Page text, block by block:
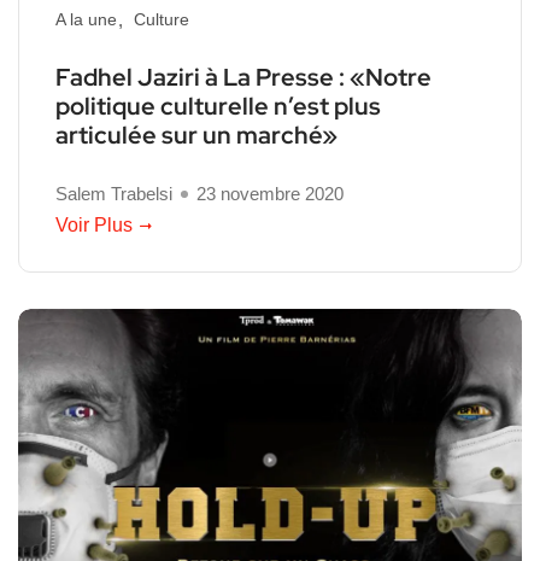
A la une Culture
Fadhel Jaziri à La Presse : «Notre
politique culturelle n’est plus
articulée sur un marché»
Salem Trabelsi
23 novembre 2020
Voir Plus